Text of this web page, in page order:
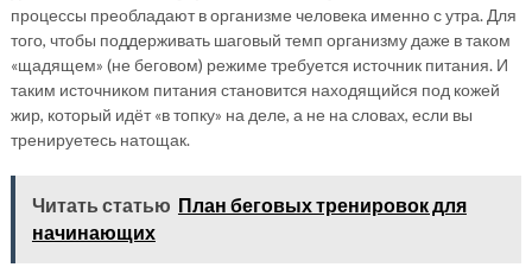
процессы преобладают в организме человека именно с утра. Для
того, чтобы поддерживать шаговый темп организму даже в таком
«щадящем» (не беговом) режиме требуется источник питания. И
таким источником питания становится находящийся под кожей
жир, который идёт «в топку» на деле, а не на словах, если вы
тренируетесь натощак.
Читать статью План беговых тренировок для
начинающих